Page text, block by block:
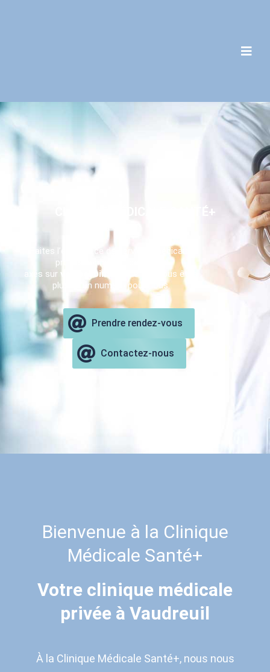
É+
Faites l’expérience de services médicaux
professionnels et complets
axés survos besoins
. Parce que vous êtes
plus qu’un numéro pour nous.
Prendre rendez-vous
Contactez-nous
Bienvenue à la Clinique
Médicale Santé+
Votre clinique médicale
privée à Vaudreuil
À la Clinique Médicale Santé+, nous nous